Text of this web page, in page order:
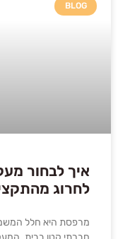
BLOG
איך לבחור
לחרוג
מרפסת היא חלל